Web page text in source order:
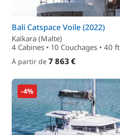
Bali Catspace Voile (2022)
Kalkara (Malte)
4 Cabines • 10 Couchages • 40 ft
À partir de 7 863 €
-4%